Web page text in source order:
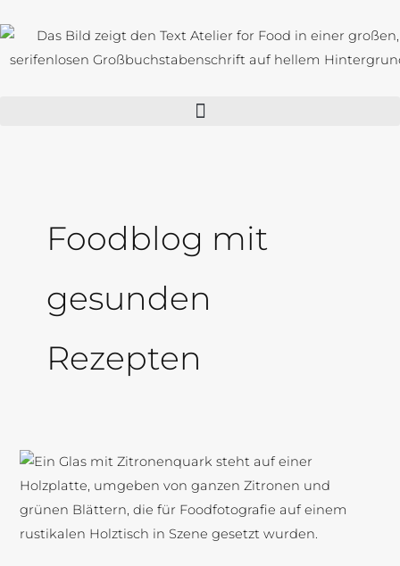
Inhalt
springen
Foodblog mit
gesunden
Rezepten
Lemon
Curd
–
eine